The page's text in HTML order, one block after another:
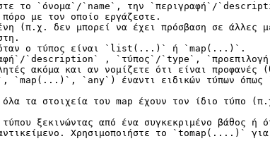
το `όνομα`/`name`, την `περιγραφή`/
με τον οποίο εργάζεστε.
(π.χ. δεν μπορεί να έχει πρόσβαση σε άλλες
όταν ο τύπος είναι `list(...)` ή `map(...)`.
`description` , `τύπος`/`type`,
ακόμα και αν νομίζετε ότι είναι προφανές
`any`) έναντι ειδικών τύπων όπως
τα στοιχεία του map έχουν τον ίδιο
ξεκινώντας από ένα συγκεκριμένο βάθος ή
Χρησιμοποιήστε το `tomap(....)` για